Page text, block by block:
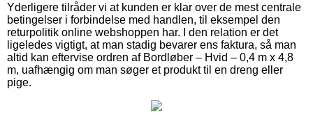
Yderligere tilråder vi at kunden er klar over de mest centrale
betingelser i forbindelse med handlen, til eksempel den
returpolitik online webshoppen har. I den relation er det
ligeledes vigtigt, at man stadig bevarer ens faktura, så man
altid kan eftervise ordren af Bordløber – Hvid – 0,4 m x 4,8
m, uafhængig om man søger et produkt til en dreng eller
pige.